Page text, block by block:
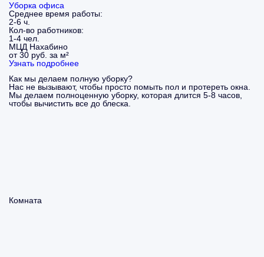
Уборка офиса
Среднее время работы:
2-6 ч.
Кол-во работников:
1-4 чел.
МЦД Нахабино
от 30 руб. за м²
Узнать подробнее
Как мы делаем полную уборку?
Нас не вызывают, чтобы просто помыть пол и протереть окна.
Мы делаем полноценную уборку, которая длится 5-8 часов,
чтобы вычистить все до блеска.
Комната